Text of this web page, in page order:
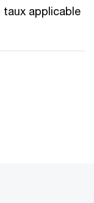
taux applicable